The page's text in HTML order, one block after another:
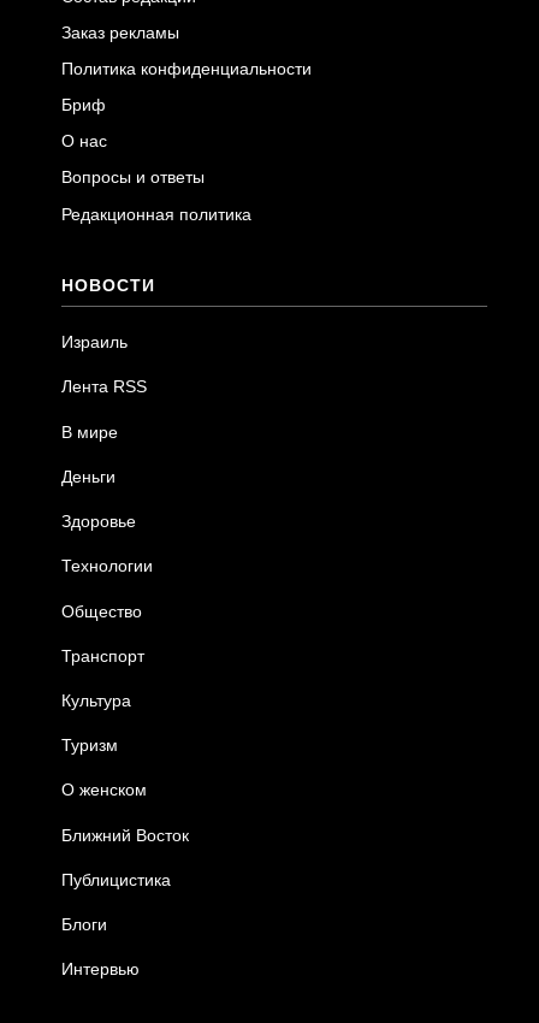
Заказ рекламы
Политика конфиденциальности
Бриф
О нас
Вопросы и ответы
Редакционная политика
НОВОСТИ
Израиль
Лента RSS
В мире
Деньги
Здоровье
Технологии
Общество
Транспорт
Культура
Туризм
О женском
Ближний Восток
Публицистика
Блоги
Интервью